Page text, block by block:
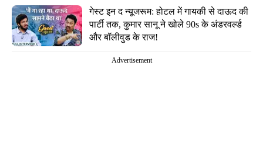
गेस्ट इन द न्यूजरूम: होटल में गायकी से दाऊद की
पार्टी तक, कुमार सानू ने खोले 90s के अंडरवर्ल्ड
और बॉलीवुड के राज!
Advertisement